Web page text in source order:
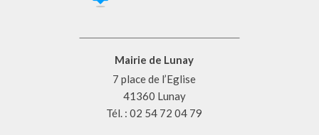
Mairie de Lunay
7 place de l’Eglise
41360 Lunay
Tél. : 02 54 72 04 79